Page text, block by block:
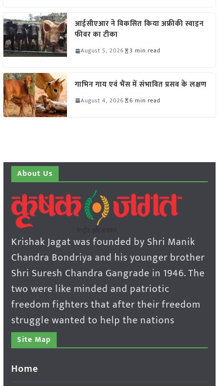
आईसीएआर ने विकसित किया अफ्रीकी स्वाइन
फीवर का टीका
August 5, 2026 3 min read
गाभिन गाय एवं भैंस में संभावित प्रसव के लक्षण
August 4, 2026 6 min read
About Us
Krishak Jagat was founded by Shri Manik
Chandra Bondriya and his younger brother
Shri Suresh Chandra Gangrade in 1946. The
two were like minded and patriotic
freedom fighters that after their freedom
struggle wanted to help the nations
Site Map
Home